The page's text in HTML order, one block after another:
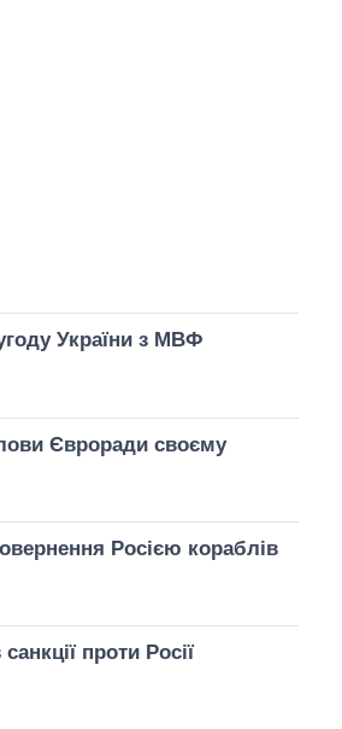
України з МВФ
Євроради своєму
Росією кораблів
проти Росії